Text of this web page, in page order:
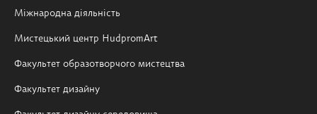
Міжнародна діяльність
Мистецький центр HudpromArt
Факультет образотворчого мистецтва
Факультет дизайну